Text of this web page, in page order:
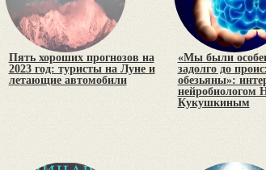
Пять хороших прогнозов на
2023 год: туристы на Луне и
летающие автомобили
«Мы были
задолго до
обезьяны»:
нейробиологом
Кукушкиным